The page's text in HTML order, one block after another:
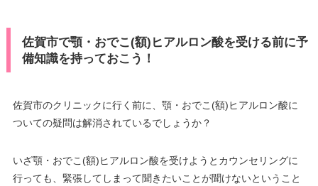
佐賀市で顎・おでこ(額)ヒアルロン酸を受ける前に予
備知識を持っておこう！
佐賀市のクリニックに行く前に、顎・おでこ(額)ヒアルロン酸に
ついての疑問は解消されているでしょうか？
いざ顎・おでこ(額)ヒアルロン酸を受けようとカウンセリングに
行っても、緊張してしまって聞きたいことが聞けないということ